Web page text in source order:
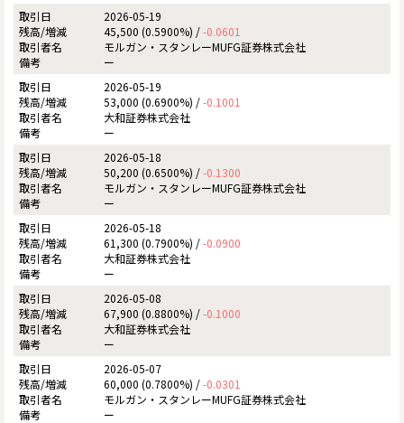
2026-05-19
45,500 (0.5900%) /-0.0601
モルガン・スタンレーMUFG証券株式会社
ー
2026-05-19
53,000 (0.6900%) /-0.1001
大和証券株式会社
ー
2026-05-18
50,200 (0.6500%) /-0.1300
モルガン・スタンレーMUFG証券株式会社
ー
2026-05-18
61,300 (0.7900%) /-0.0900
大和証券株式会社
ー
2026-05-08
67,900 (0.8800%) /-0.1000
大和証券株式会社
ー
2026-05-07
60,000 (0.7800%) /-0.0301
モルガン・スタンレーMUFG証券株式会社
ー